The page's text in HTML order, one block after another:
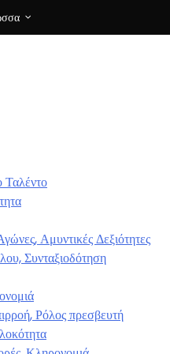
Ταλέντο
Αμυντικές Δεξιότητες
Συνταξιοδότηση
Ρόλος πρεσβευτή